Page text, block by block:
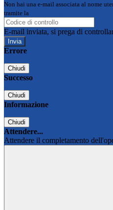
Non hai una e-mail associata al nome
tramite la
E-mail inviata, si prega di
Errore
Chiudi
Successo
Chiudi
Informazione
Chiudi
Attendere...
Attendere il completamento